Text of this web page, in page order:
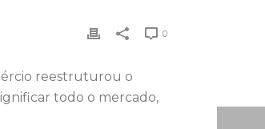
0
reestruturou o
todo o mercado,